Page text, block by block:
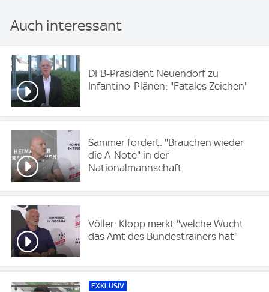
Auch interessant
DFB-Präsident Neuendorf zu
Infantino-Plänen: "Fatales Zeichen"
Sammer fordert: "Brauchen wieder
die A-Note" in der
Nationalmannschaft
Völler: Klopp merkt "welche Wucht
das Amt des Bundestrainers hat"
EXKLUSIV